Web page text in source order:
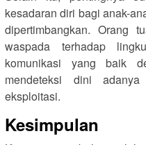
kesadaran diri bagi anak-
dipertimbangkan. Orang
waspada terhadap
komunikasi yang baik
mendeteksi dini
eksploitasi.
Kesimpulan